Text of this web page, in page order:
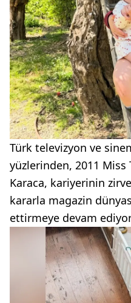
Türk televizyon ve
yüzlerinden, 2011
Karaca, kariyerinin
kararla magazin
ettirmeye devam